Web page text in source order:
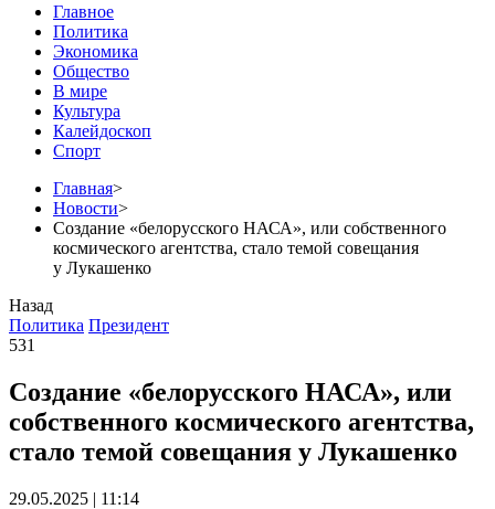
Главное
Политика
Экономика
Общество
В мире
Культура
Калейдоскоп
Спорт
Главная>
Новости>
Создание «белорусского НАСА», или собственного
космического агентства, стало темой совещания
у Лукашенко
Назад
Политика Президент
531
Создание «белорусского НАСА», или
собственного космического агентства,
стало темой совещания у Лукашенко
29.05.2025 | 11:14